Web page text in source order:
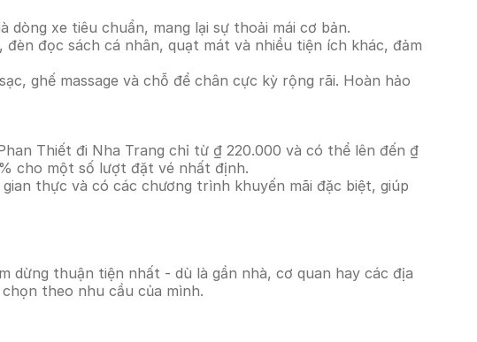
xe tiêu chuẩn, mang lại sự thoải mái cơ bản.
đọc sách cá nhân, quạt mát và nhiều tiện ích khác, đảm
ghế massage và chỗ để chân cực kỳ rộng rãi. Hoàn hảo
Thiết đi Nha Trang chỉ từ ₫ 220.000 và có thể lên đến ₫
cho một số lượt đặt vé nhất định.
thực và có các chương trình khuyến mãi đặc biệt, giúp
dừng thuận tiện nhất - dù là gần nhà, cơ quan hay các địa
theo nhu cầu của mình.